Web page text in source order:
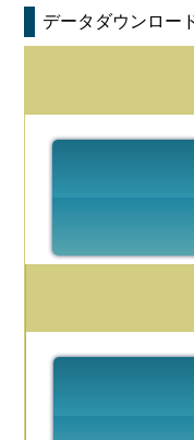
データダウンロー